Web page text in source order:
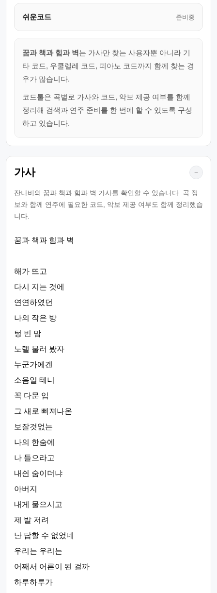
쉬운코드 준비중
꿈과 책과 힘과 벽는 가사만 찾는 사용자뿐 아니라 기
타 코드, 우쿨렐레 코드, 피아노 코드까지 함께 찾는 경
우가 많습니다.
코드툴은 곡별로 가사와 코드, 악보 제공 여부를 함께
정리해 검색과 연주 준비를 한 번에 할 수 있도록 구성
하고 있습니다.
가사 −
잔나비의 꿈과 책과 힘과 벽 가사를 확인할 수 있습니다. 곡 정
보와 함께 연주에 필요한 코드, 악보 제공 여부도 함께 정리했습
니다.
꿈과 책과 힘과 벽
해가 뜨고
다시 지는 것에
연연하였던
나의 작은 방
텅 빈 맘
노랠 불러 봤자
누군가에겐
소음일 테니
꼭 다문 입
그 새로 삐져나온
보잘것없는
나의 한숨에
나 들으라고
내쉰 숨이더냐
아버지
내게 물으시고
제 발 저려
난 답할 수 없었네
우리는 우리는
어째서 어른이 된 걸까
하루하루가